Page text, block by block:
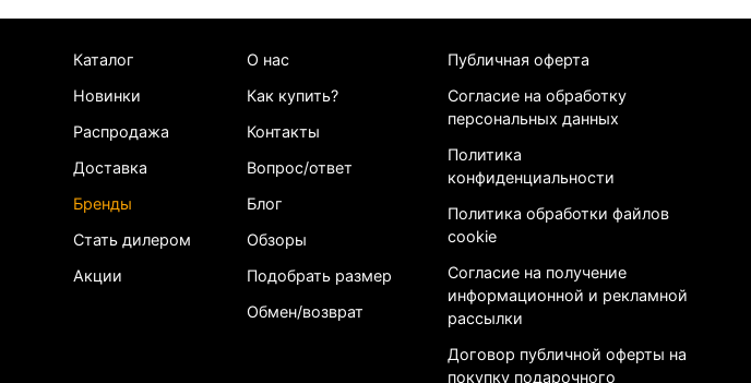
Каталог
Новинки
Распродажа
Доставка
Бренды
Стать дилером
Акции
О нас
Как купить?
Контакты
Вопрос/ответ
Блог
Обзоры
Подобрать размер
Обмен/возврат
Публичная оферта
Согласие на обработку
персональных данных
Политика
конфиденциальности
Политика обработки файлов
cookie
Согласие на получение
информационной и рекламной
рассылки
Договор публичной оферты на
покупку подарочного